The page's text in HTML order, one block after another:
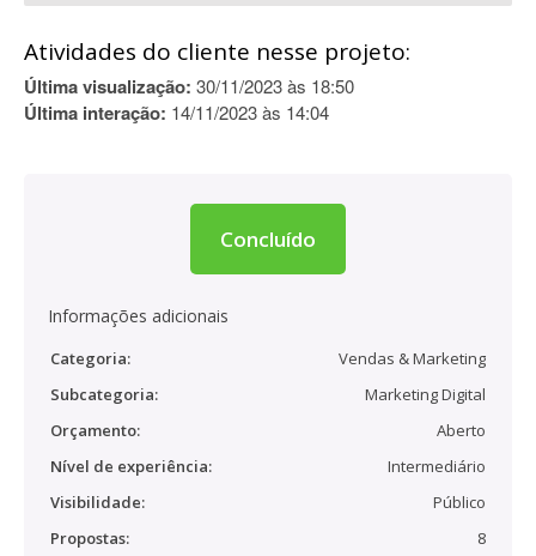
Atividades do cliente nesse projeto:
Última visualização: 30/11/2023 às 18:50
Última interação: 14/11/2023 às 14:04
Concluído
Informações adicionais
Categoria:
Vendas & Marketing
Subcategoria:
Marketing Digital
Orçamento:
Aberto
Nível de experiência:
Intermediário
Visibilidade:
Público
Propostas:
8